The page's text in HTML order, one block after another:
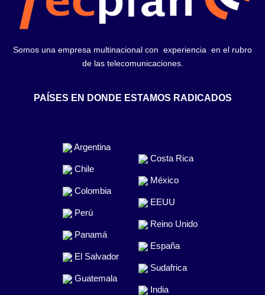
Somos una empresa multinacional con experiencia en el rubro
de las telecomunicaciones.
PAÍSES EN DONDE ESTAMOS RADICADOS
Argentina
Chile
Colombia
Perú
Panamá
El Salvador
Guatemala
Costa Rica
México
EEUU
Reino Unido
España
Sudafrica
India